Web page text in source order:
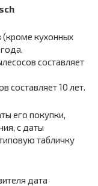
кухонных
составляет
составляет 10 лет.
его покупки,
с даты
табличку
дата